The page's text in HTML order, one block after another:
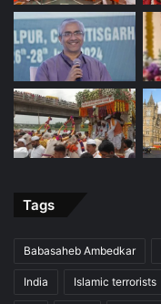
Tags
Babasaheb Ambedkar
India Islamic terrorists